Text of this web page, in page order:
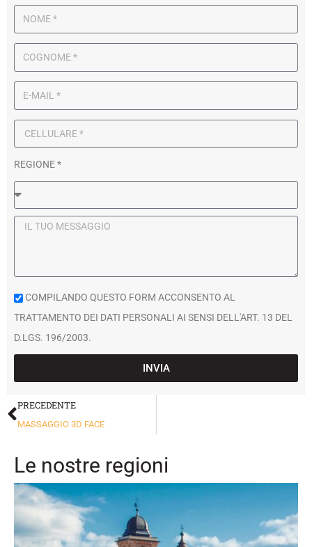
REGIONE *
COMPILANDO QUESTO FORM ACCONSENTO AL
TRATTAMENTO DEI DATI PERSONALI AI SENSI DELL'ART. 13 DEL
D.LGS. 196/2003.
INVIA
PRECEDENTE
MASSAGGIO 3D FACE
Le nostre regioni